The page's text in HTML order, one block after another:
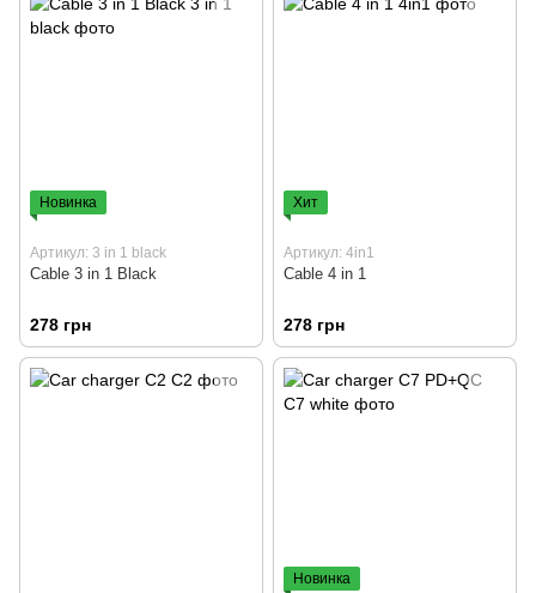
Новинка
Артикул: 3 in 1 black
Cable 3 in 1 Black
278 грн
Хит
Артикул: 4in1
Cable 4 in 1
278 грн
Новинка